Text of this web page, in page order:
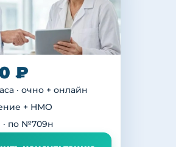
₽
· очно + онлайн
+ НМО
по №709н